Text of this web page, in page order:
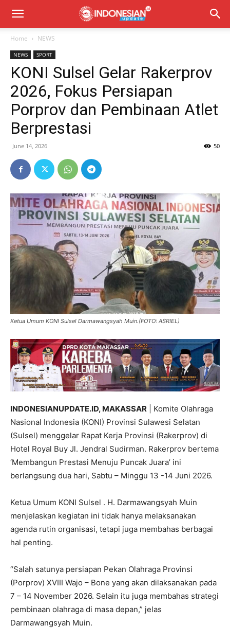
Home NEWS
NEWS SPORT
KONI Sulsel Gelar Rakerprov
2026, Fokus Persiapan
Porprov dan Pembinaan Atlet
Berprestasi
June 14, 2026 50
Ketua Umum KONI Sulsel Darmawangsyah Muin.(FOTO: ASRIEL)
INDONESIANUPDATE.ID, MAKASSAR | Komite Olahraga
Nasional Indonesia (KONI) Provinsi Sulawesi Selatan
(Sulsel) menggelar Rapat Kerja Provinsi (Rakerprov) di
Hotel Royal Buy Jl. Jendral Sudirman. Rakerprov bertema
‘Membangun Prestasi Menuju Puncak Juara’ ini
berlangsung dua hari, Sabtu – Minggu 13 -14 Juni 2026.
Ketua Umum KONI Sulsel . H. Darmawangsyah Muin
menjelaskan kegiatan ini tidak hanya melaksanakan
agenda rutin organisasi, tetapi juga membahas berbagai
hal penting.
“Salah satunya persiapan Pekan Olahraga Provinsi
(Porprov) XVIII Wajo – Bone yang akan dilaksanakan pada
7 – 14 November 2026. Selain itu juga membahas strategi
pembinaan olahraga di masa depan,” jelas
Darmawangsyah Muin.